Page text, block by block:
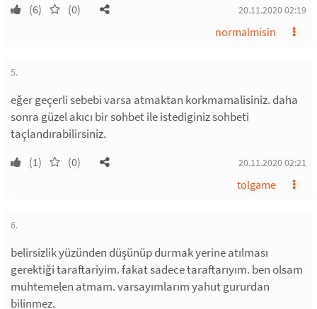
(6) (0) 20.11.2020 02:19
normalmisin
5.
eğer geçerli sebebi varsa atmaktan korkmamalisiniz. daha
sonra güzel akıcı bir sohbet ile istediginiz sohbeti
taçlandırabilirsiniz.
(1) (0) 20.11.2020 02:21
tolgame
6.
belirsizlik yüzünden düşünüp durmak yerine atılması
gerektiği taraftariyim. fakat sadece taraftarıyım. ben olsam
muhtemelen atmam. varsayımlarım yahut gururdan
bilinmez.